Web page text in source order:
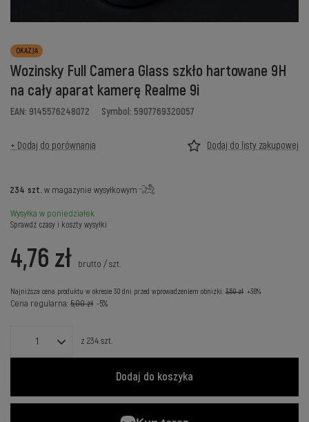
OKAZJA
Wozinsky Full Camera Glass szkło hartowane 9H
na cały aparat kamerę Realme 9i
EAN: 9145576248072 Symbol: 5907769320057
+ Dodaj do porównania Dodaj do listy zakupowej
234 szt. w magazynie wysyłkowym
Wysyłka w poniedziałek
Sprawdź czasy i koszty wysyłki
4,76 zł brutto /szt.
Najniższa cena produktu w okresie 30 dni przed wprowadzeniem obniżki: 3,50 zł +36%
Cena regularna:5,00 zł -5%
z 234szt.
Dodaj do koszyka